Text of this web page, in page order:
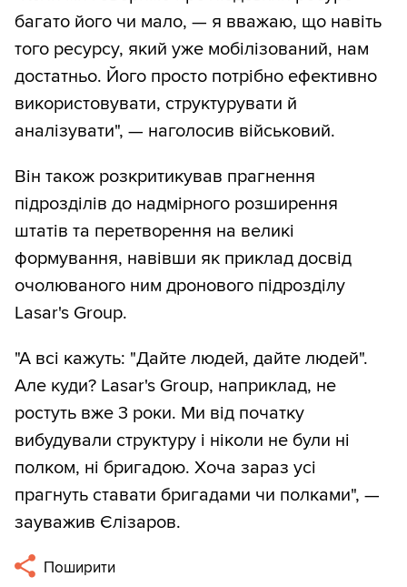
багато його чи мало, — я вважаю, що навіть
того ресурсу, який уже мобілізований, нам
достатньо. Його просто потрібно ефективно
використовувати, структурувати й
аналізувати", — наголосив військовий.
Він також розкритикував прагнення
підрозділів до надмірного розширення
штатів та перетворення на великі
формування, навівши як приклад досвід
очолюваного ним дронового підрозділу
Lasar's Group.
"А всі кажуть: "Дайте людей, дайте людей".
Але куди? Lasar's Group, наприклад, не
ростуть вже 3 роки. Ми від початку
вибудували структуру і ніколи не були ні
полком, ні бригадою. Хоча зараз усі
прагнуть ставати бригадами чи полками", —
зауважив Єлізаров.
Поширити